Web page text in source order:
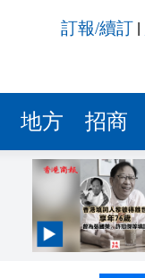
訂報/續訂
地方 招商
16:37